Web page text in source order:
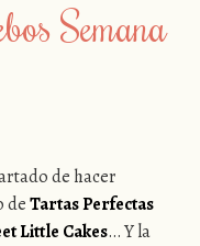
Semana
de hacer
deTartas Perfectas
Little Cakes… Y la